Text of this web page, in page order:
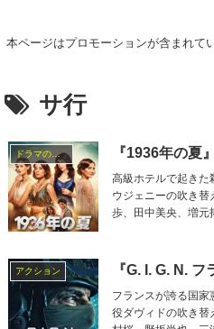
本ページはプロモーションが含まれて
サ行
ドラマの吹替キャスト 『1936年の夏
高級ホテルで起き
ウジェニーの吹き
歩、田中美央、増元
アクション 『G. I. G. N.
フランスが誇る国
役ダヴィドの吹き替